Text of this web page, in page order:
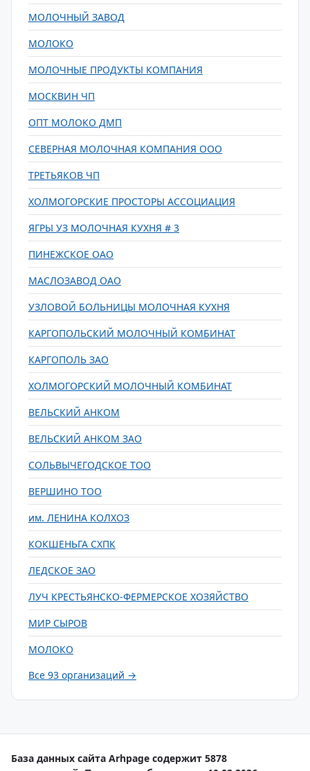
МОЛОЧНЫЙ ЗАВОД
МОЛОКО
МОЛОЧНЫЕ ПРОДУКТЫ КОМПАНИЯ
МОСКВИН ЧП
ОПТ МОЛОКО ДМП
СЕВЕРНАЯ МОЛОЧНАЯ КОМПАНИЯ ООО
ТРЕТЬЯКОВ ЧП
ХОЛМОГОРСКИЕ ПРОСТОРЫ АССОЦИАЦИЯ
ЯГРЫ УЗ МОЛОЧНАЯ КУХНЯ # 3
ПИНЕЖСКОЕ ОАО
МАСЛОЗАВОД ОАО
УЗЛОВОЙ БОЛЬНИЦЫ МОЛОЧНАЯ КУХНЯ
КАРГОПОЛЬСКИЙ МОЛОЧНЫЙ КОМБИНАТ
КАРГОПОЛЬ ЗАО
ХОЛМОГОРСКИЙ МОЛОЧНЫЙ КОМБИНАТ
ВЕЛЬСКИЙ АНКОМ
ВЕЛЬСКИЙ АНКОМ ЗАО
СОЛЬВЫЧЕГОДСКОЕ ТОО
ВЕРШИНО ТОО
им. ЛЕНИНА КОЛХОЗ
КОКШЕНЬГА СХПК
ЛЕДСКОЕ ЗАО
ЛУЧ КРЕСТЬЯНСКО-ФЕРМЕРСКОЕ ХОЗЯЙСТВО
МИР СЫРОВ
МОЛОКО
Все 93 организаций →
База данных сайта Arhpage содержит 5878